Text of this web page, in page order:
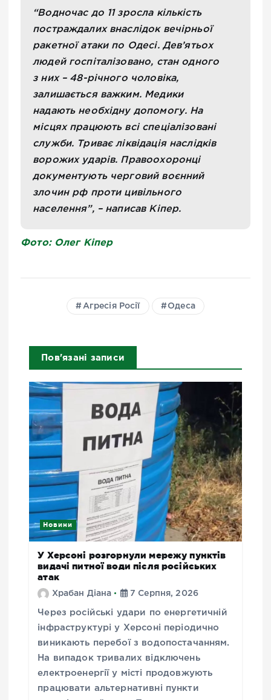
“Водночас до 11 зросла кількість
постраждалих внаслідок вечірньої
ракетної атаки по Одесі. Дев’ятьох
людей госпіталізовано, стан одного
з них – 48-річного чоловіка,
залишається важким. Медики
надають необхідну допомогу. На
місцях працюють всі спеціалізовані
служби. Триває ліквідація наслідків
ворожих ударів. Правоохоронці
документують черговий воєнний
злочин рф проти цивільного
населення”, – написав Кіпер.
Фото: Олег Кіпер
Агресія Росії Одеса
Пов'язані записи
Новини
У Херсоні розгорнули мережу пунктів
видачі питної води після російських
атак
Храбан Діана 7 Серпня, 2026
Через російські удари по енергетичній
інфраструктурі у Херсоні періодично
виникають перебої з водопостачанням.
На випадок тривалих відключень
електроенергії у місті продовжують
працювати альтернативні пункти